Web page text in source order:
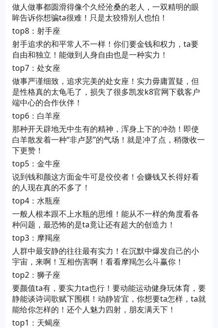
做人做事都圆滑得像个久经沧桑的老人，一双精明的眼
眸告诉你想骗ta很难！只是太狡猾别人也怕！
top8：射手座
射手追求的和平常人不一样！你们要金钱和权力，ta要
自由和独立！能做到人身自由也是一种实力！
top7：处女座
做事严谨细致，追求完美的处女座！实力毋庸置疑，但
是性格真的太龟毛了，损失了很多凯发k8官网下载客户
端中心的合作伙伴！
top6：白羊座
那种开天辟地无中生有的精神，浑身上下的冲劲！即使
白羊散发着一种“非卢瑟”的气场！就是冲了点，稍微收一
下更赞！
top5：金牛座
说到钱和颜这方面金牛可是佼佼者！会赚钱又长得好看
的人现在真的不多了！
top4：水瓶座
一般人根本跟不上水瓶的思维！能从不一样的角度看各
种问题，最恐怖的是ta竟让还有超大的创造力！
top3：摩羯座
人群中最安静的往往最有实力！在沉默中爆发自己的小
宇宙，来啊！互相伤害啊！看看摩羯怎么斗赢你！
top2：狮子座
要颜值ta有，要实力ta也行！要动能运动健身玩体育，要
静能谈诗词歌赋下围棋！动静皆宜，你想要ta怎样，ta就
能给你怎样的！还个人魅力四射，朋友满天下！
top1：天蝎座